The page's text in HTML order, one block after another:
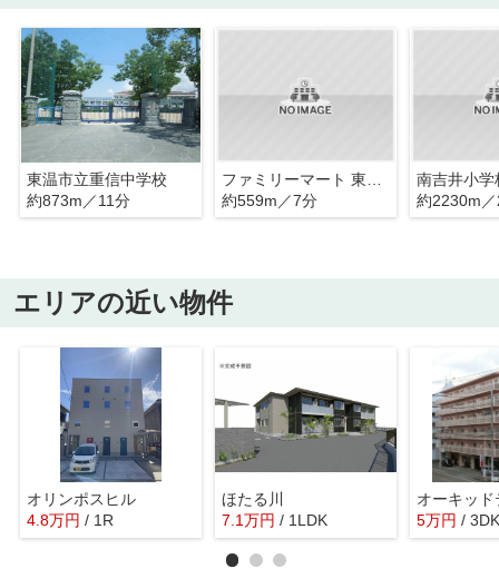
東温市立重信中学校
約873m／11分
約559m／7分
南吉井小学
約2230m
エリアの近い物件
オリンポスヒル
4.8万円 / 1R
ほたる川
7.1万円 / 1LDK 5万円 / 3DK